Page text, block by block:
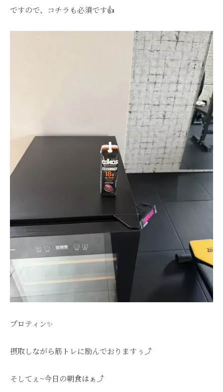
ですので、コチラも必須です👍
プロティン✨
摂取しながら筋トレに励んでおりますぅ⤴
そしてぇ~今日の朝食はぁ⤴